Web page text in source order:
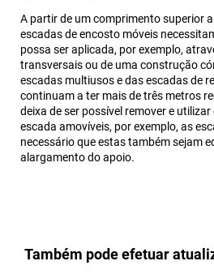
A partir de um comprimento superior
escadas de encosto móveis
possa ser aplicada, por exemplo,
transversais ou de uma construção
escadas multiusos e das escadas de
continuam a ter mais de três metros
deixa de ser possível remover e
escada amovíveis, por exemplo, as
necessário que estas também sejam
alargamento do apoio.
Também pode efetuar